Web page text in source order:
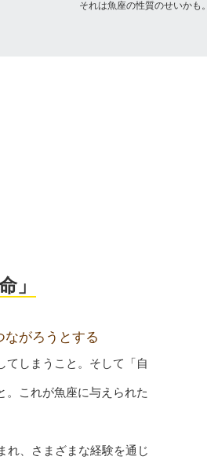
それは魚座の性質のせいかも。
」
ながろうとする
てしまうこと。そして「自
。これが魚座に与えられた
れ、さまざまな経験を通じ